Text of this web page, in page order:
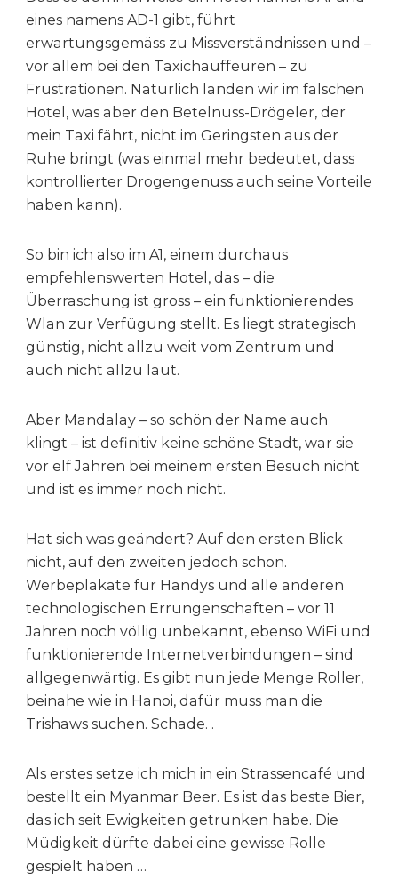
eines namens AD-1 gibt, führt
erwartungsgemäss zu Missverständnissen und –
vor allem bei den Taxichauffeuren – zu
Frustrationen. Natürlich landen wir im falschen
Hotel, was aber den Betelnuss-Drögeler, der
mein Taxi fährt, nicht im Geringsten aus der
Ruhe bringt (was einmal mehr bedeutet, dass
kontrollierter Drogengenuss auch seine Vorteile
haben kann).
So bin ich also im A1, einem durchaus
empfehlenswerten Hotel, das – die
Überraschung ist gross – ein funktionierendes
Wlan zur Verfügung stellt. Es liegt strategisch
günstig, nicht allzu weit vom Zentrum und
auch nicht allzu laut.
Aber Mandalay – so schön der Name auch
klingt – ist definitiv keine schöne Stadt, war sie
vor elf Jahren bei meinem ersten Besuch nicht
und ist es immer noch nicht.
Hat sich was geändert? Auf den ersten Blick
nicht, auf den zweiten jedoch schon.
Werbeplakate für Handys und alle anderen
technologischen Errungenschaften – vor 11
Jahren noch völlig unbekannt, ebenso WiFi und
funktionierende Internetverbindungen – sind
allgegenwärtig. Es gibt nun jede Menge Roller,
beinahe wie in Hanoi, dafür muss man die
Trishaws suchen. Schade. .
Als erstes setze ich mich in ein Strassencafé und
bestellt ein Myanmar Beer. Es ist das beste Bier,
das ich seit Ewigkeiten getrunken habe. Die
Müdigkeit dürfte dabei eine gewisse Rolle
gespielt haben …